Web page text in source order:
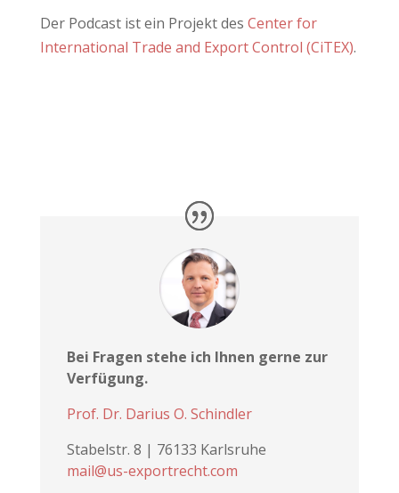
Der Podcast ist ein Projekt des Center for
International Trade and Export Control (CiTEX).
Bei Fragen stehe ich Ihnen gerne zur
Verfügung.
Prof. Dr. Darius O. Schindler
Stabelstr. 8 | 76133 Karlsruhe
mail@us-exportrecht.com